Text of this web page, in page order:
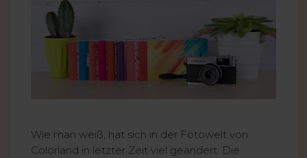
Wie man weiß, hat sich in der Fotowelt von
Colorland in letzter Zeit viel geändert. Die